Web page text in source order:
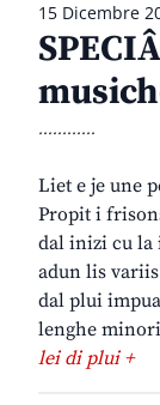
15 Dicembre
............
Liet e je une
Propit i
dal inizi cu la
adun lis
dal plui
lenghe
lei di plui +